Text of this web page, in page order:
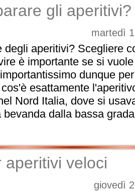
gli aperitivi?
martedì
degli aperitivi? Scegliere
è importante se si
dunque
esattamente
Nord Italia, dove si
bevanda dalla bassa
aperitivi veloci
giovedì